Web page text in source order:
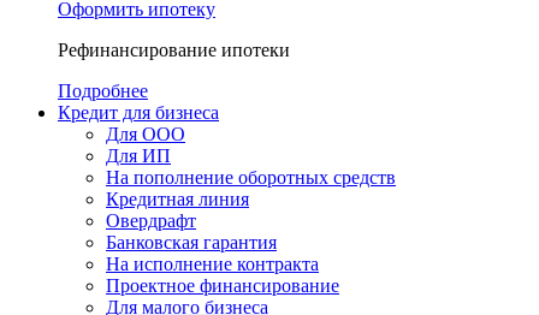
Оформить ипотеку
Рефинансирование ипотеки
Подробнее
Кредит для бизнеса
Для ООО
Для ИП
На пополнение оборотных средств
Кредитная линия
Овердрафт
Банковская гарантия
На исполнение контракта
Проектное финансирование
Для малого бизнеса